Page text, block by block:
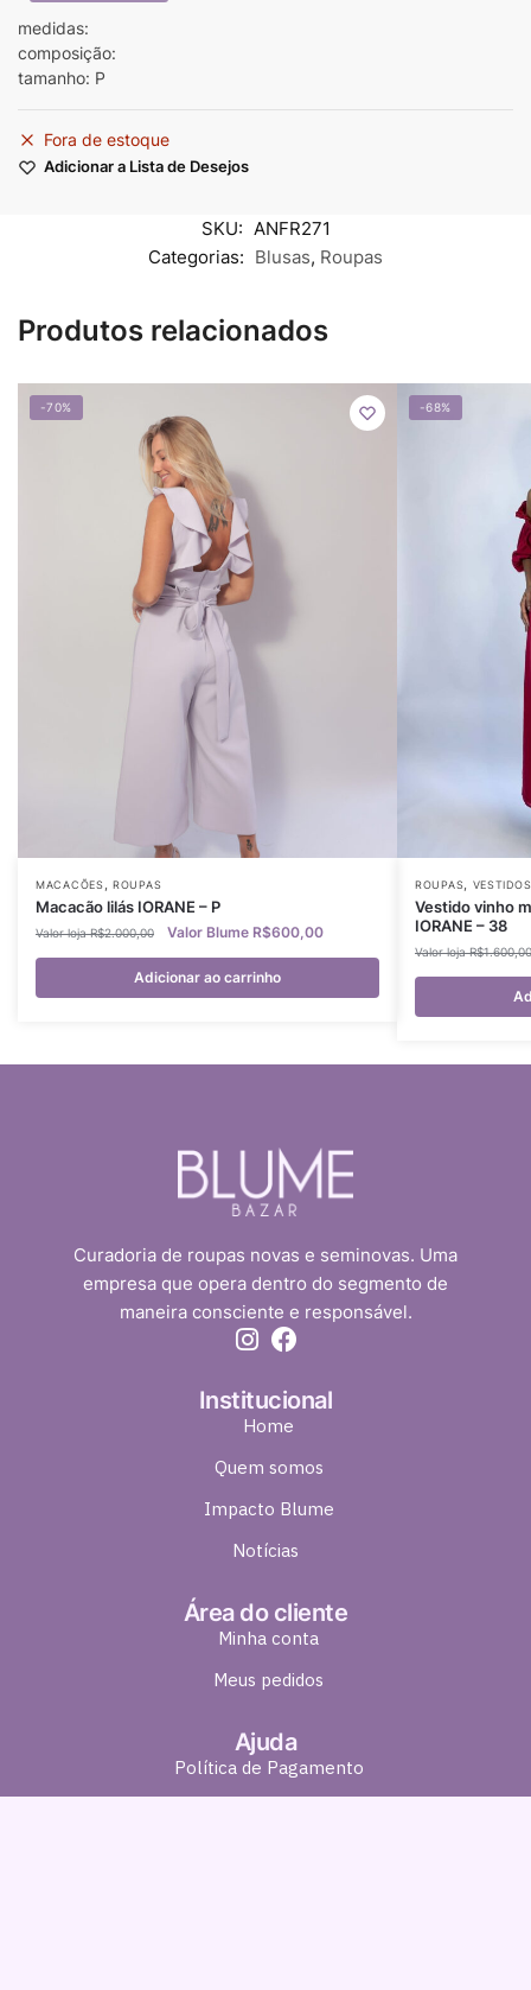
medidas:
composição:
tamanho: P
Fora de estoque
Adicionar a Lista de Desejos
SKU: ANFR271
Categorias: Blusas, Roupas
Produtos relacionados
-70%
MACACÕES ,ROUPAS
Macacão lilás IORANE – P
R$2.000,00 R$600,00
Adicionar ao carrinho
-68%
ROUPAS VESTIDOS
Vestido vinho
IORANE – 38
R$1.600,00
Curadoria de roupas novas e seminovas. Uma
empresa que opera dentro do segmento de
maneira consciente e responsável.
Institucional
Home
Quem somos
Impacto Blume
Notícias
Área do cliente
Minha conta
Meus pedidos
Ajuda
Política de Pagamento